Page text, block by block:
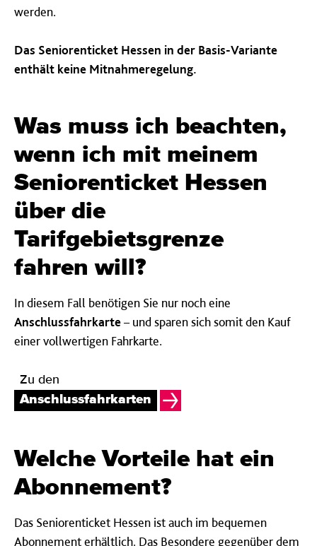
werden.
Das Seniorenticket Hessen in der Basis-Variante
enthält keine Mitnahmeregelung.
Was muss ich beachten,
wenn ich mit meinem
Seniorenticket Hessen
über die
Tarifgebietsgrenze
fahren will?
In diesem Fall benötigen Sie nur noch eine
Anschlussfahrkarte– und sparen sich somit den Kauf
einer vollwertigen Fahrkarte.
Zu den
Anschlussfahrkarten
Welche Vorteile hat ein
Abonnement?
Das Seniorenticket Hessen ist auch im bequemen
Abonnement erhältlich. Das Besondere gegenüber dem